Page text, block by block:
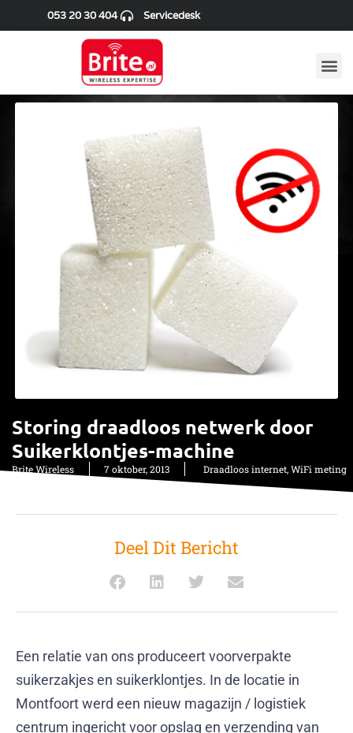
053 20 30 404 Servicedesk
Storing draadloos netwerk door
Suikerklontjes-machine
Brite Wireless 7 oktober, 2013 Draadloos internet,WiFi meting
Deel Dit Bericht
Een relatie van ons produceert voorverpakte
suikerzakjes en suikerklontjes. In de locatie in
Montfoort werd een nieuw magazijn / logistiek
centrum ingericht voor opslag en verzending van